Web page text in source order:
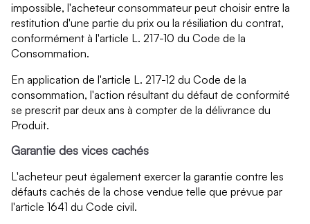
impossible, l'acheteur consommateur peut choisir entre la
restitution d'une partie du prix ou la résiliation du contrat,
conformément à l'article L. 217-10 du Code de la
Consommation.
En application de l'article L. 217-12 du Code de la
consommation, l'action résultant du défaut de conformité
se prescrit par deux ans à compter de la délivrance du
Produit.
Garantie des vices cachés
L'acheteur peut également exercer la garantie contre les
défauts cachés de la chose vendue telle que prévue par
l'article 1641 du Code civil.